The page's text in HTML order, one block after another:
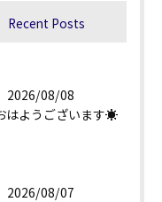
Recent Posts
2026/08/08
はようございます☀
2026/08/07